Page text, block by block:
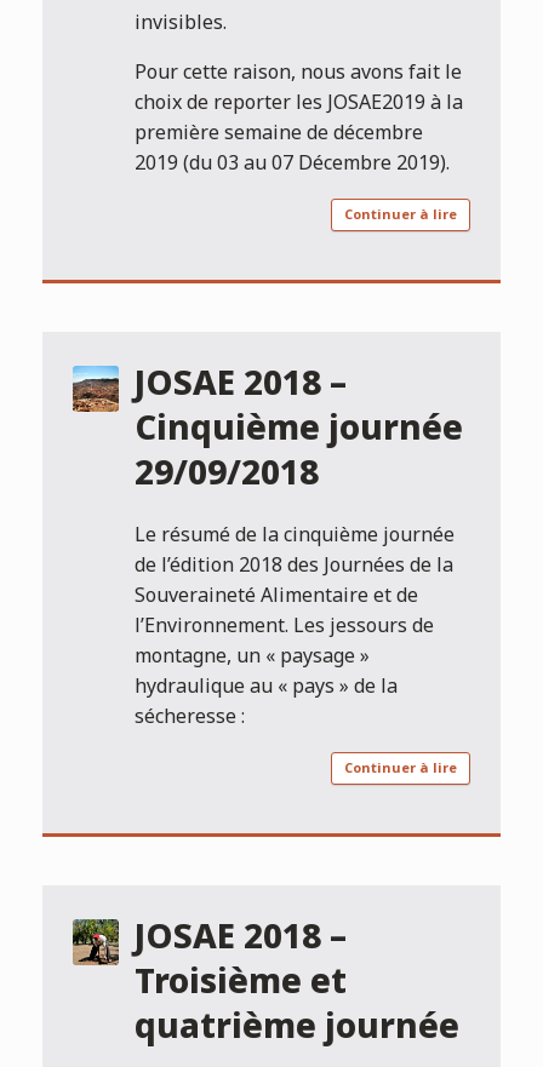
invisibles.
Pour cette raison, nous avons fait le
choix de reporter les JOSAE2019 à la
première semaine de décembre
2019 (du 03 au 07 Décembre 2019).
Continuer à lire
JOSAE 2018 –
Cinquième journée
29/09/2018
Le résumé de la cinquième journée
de l’édition 2018 des Journées de la
Souveraineté Alimentaire et de
l’Environnement. Les jessours de
montagne, un « paysage »
hydraulique au « pays » de la
sécheresse :
Continuer à lire
JOSAE 2018 –
Troisième et
quatrième journée